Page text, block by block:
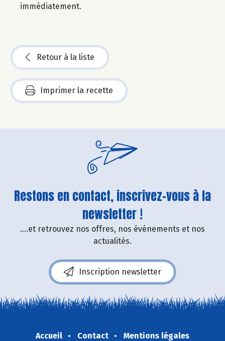
immédiatement.
Retour à la liste
Imprimer la recette
Restons en contact, inscrivez-vous à la
newsletter !
....et retrouvez nos offres, nos événements et nos
actualités.
Inscription newsletter
Accueil Contact
Mentions légales